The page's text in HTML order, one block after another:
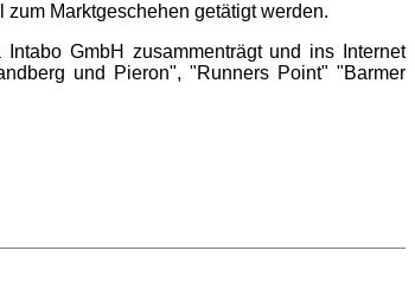
Marktgeschehen getätigt werden.
GmbH zusammenträgt und ins Internet
und Pieron", "Runners Point" "Barmer